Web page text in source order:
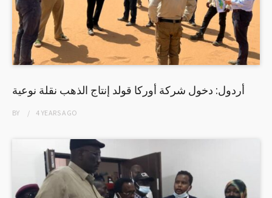
أردول: دخول شركة أوركا قولد إنتاج الذهب نقلة نوعية
BY 4 YEARSAGO